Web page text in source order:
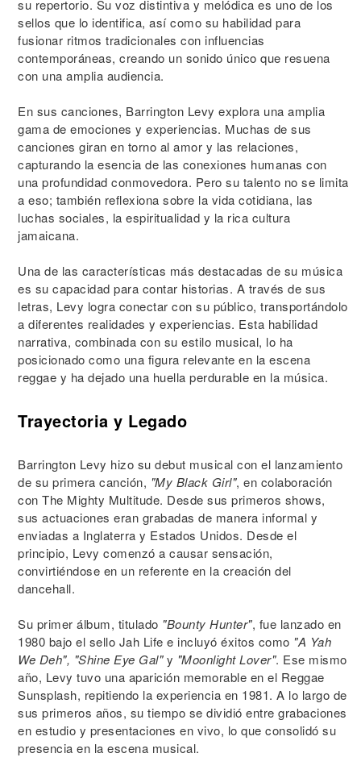
su repertorio. Su voz distintiva y melódica es uno de los
sellos que lo identifica, así como su habilidad para
fusionar ritmos tradicionales con influencias
contemporáneas, creando un sonido único que resuena
con una amplia audiencia.
En sus canciones, Barrington Levy explora una amplia
gama de emociones y experiencias. Muchas de sus
canciones giran en torno al amor y las relaciones,
capturando la esencia de las conexiones humanas con
una profundidad conmovedora. Pero su talento no se limita
a eso; también reflexiona sobre la vida cotidiana, las
luchas sociales, la espiritualidad y la rica cultura
jamaicana.
Una de las características más destacadas de su música
es su capacidad para contar historias. A través de sus
letras, Levy logra conectar con su público, transportándolo
a diferentes realidades y experiencias. Esta habilidad
narrativa, combinada con su estilo musical, lo ha
posicionado como una figura relevante en la escena
reggae y ha dejado una huella perdurable en la música.
Trayectoria y Legado
Barrington Levy hizo su debut musical con el lanzamiento
de su primera canción, "My Black Girl", en colaboración
con The Mighty Multitude. Desde sus primeros shows,
sus actuaciones eran grabadas de manera informal y
enviadas a Inglaterra y Estados Unidos. Desde el
principio, Levy comenzó a causar sensación,
convirtiéndose en un referente en la creación del
dancehall.
Su primer álbum, titulado "Bounty Hunter", fue lanzado en
1980 bajo el sello Jah Life e incluyó éxitos como "A Yah
We Deh", "Shine Eye Gal"y "Moonlight Lover". Ese mismo
año, Levy tuvo una aparición memorable en el Reggae
Sunsplash, repitiendo la experiencia en 1981. A lo largo de
sus primeros años, su tiempo se dividió entre grabaciones
en estudio y presentaciones en vivo, lo que consolidó su
presencia en la escena musical.